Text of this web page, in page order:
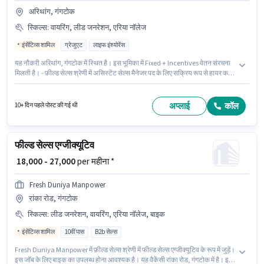
अरिथांग, गंगटोक
स्किल्स: वायरिंग, लीड जनरेशन, एरिया नॉलेज
इंसेंटिव्स शामिल ग्रेजुएट लाइफ इंश्योरेंस
यह नौकरी अरिथांग, गंगटोक में स्थित है। इस भूमिका में Fixed + Incentives वेतन संरचना
मिलती है। - फ़ील्ड सेल्स श्रेणी में असिस्टेंट सेल्स मैनेजर पद के लिए सक्रिय रूप से हायर कर
के पास लीड जनरेशन, वायरिंग, एरिया नॉलेज होना अनिवार्य है।
10+ दिन पहले पोस्ट की गई थी अप्लाई कॉल
फील्ड सेल्स एग्जीक्यूटिव
₹ 18,000 - 27,000per महीना *
Fresh Duniya Manpower
रांका रोड, गंगटोक
स्किल्स: लीड जनरेशन, वायरिंग, एरिया नॉलेज, बाइक
इंसेंटिव्स शामिल 10वीं पास B2b सेल्स
Fresh Duniya Manpower में फ़ील्ड सेल्स श्रेणी में फील्ड सेल्स एग्जीक्यूटिव के रूप में जुड़ें।
इस जॉब के लिए बाइक का उपलब्ध होना आवश्यक है। यह वैकेंसी रांका रोड, गंगटोक में है। इस